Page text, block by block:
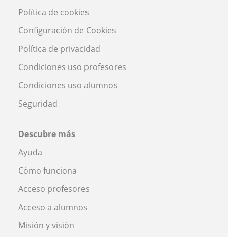
Política de cookies
Configuración de Cookies
Política de privacidad
Condiciones uso profesores
Condiciones uso alumnos
Seguridad
Descubre más
Ayuda
Cómo funciona
Acceso profesores
Acceso a alumnos
Misión y visión